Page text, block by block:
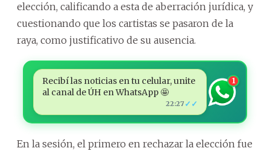
elección, calificando a esta de aberración jurídica, y
cuestionando que los cartistas se pasaron de la
raya, como justificativo de su ausencia.
Recibí las noticias en tu celular, unite
al canal de ÚH en WhatsApp 🤩
22:27 ✓✓
1
En la sesión, el primero en rechazar la elección fue